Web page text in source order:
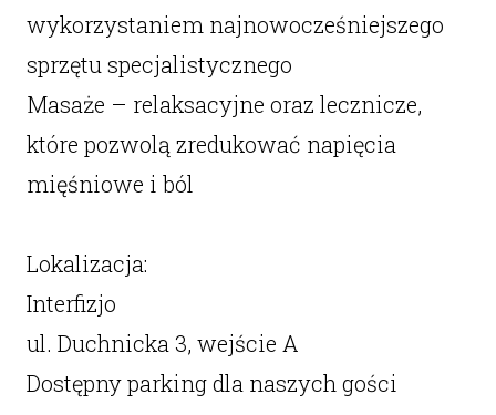
wykorzystaniem najnowocześniejszego
sprzętu specjalistycznego
Masaże – relaksacyjne oraz lecznicze,
które pozwolą zredukować napięcia
mięśniowe i ból
Lokalizacja:
Interfizjo
ul. Duchnicka 3, wejście A
Dostępny parking dla naszych gości